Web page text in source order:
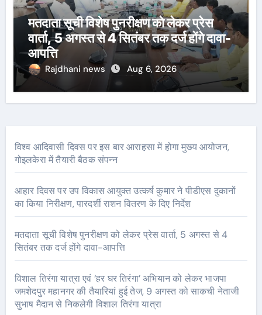
मतदाता सूची विशेष पुनरीक्षण को लेकर प्रेस
वार्ता, 5 अगस्त से 4 सितंबर तक दर्ज होंगे दावा-
आपत्ति
Rajdhani news Aug 6, 2026
विश्व आदिवासी दिवस पर इस बार आराहसा में होगा मुख्य आयोजन,
गोइलकेरा में तैयारी बैठक संपन्न
आहार दिवस पर उप विकास आयुक्त उत्कर्ष कुमार ने पीडीएस दुकानों
का किया निरीक्षण, पारदर्शी राशन वितरण के दिए निर्देश
मतदाता सूची विशेष पुनरीक्षण को लेकर प्रेस वार्ता, 5 अगस्त से 4
सितंबर तक दर्ज होंगे दावा-आपत्ति
विशाल तिरंगा यात्रा एवं ‘हर घर तिरंगा’ अभियान को लेकर भाजपा
जमशेदपुर महानगर की तैयारियां हुई तेज, 9 अगस्त को साकची नेताजी
सुभाष मैदान से निकलेगी विशाल तिरंगा यात्रा